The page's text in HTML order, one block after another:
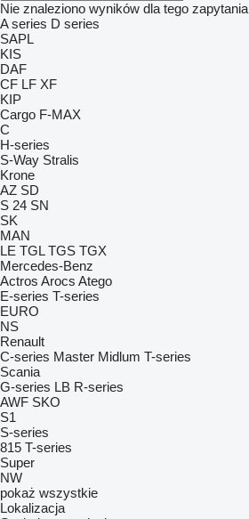
Nie znaleziono wyników dla tego zapytania
A series D series
SAPL
KIS
DAF
CF LF XF
KIP
Cargo F-MAX
C
H-series
S-Way Stralis
Krone
AZ SD
S 24 SN
SK
MAN
LE TGL TGS TGX
Mercedes-Benz
Actros Arocs Atego
E-series T-series
EURO
NS
Renault
C-series Master Midlum T-series
Scania
G-series LB R-series
AWF SKO
S1
S-series
815 T-series
Super
NW
pokaż wszystkie
Lokalizacja